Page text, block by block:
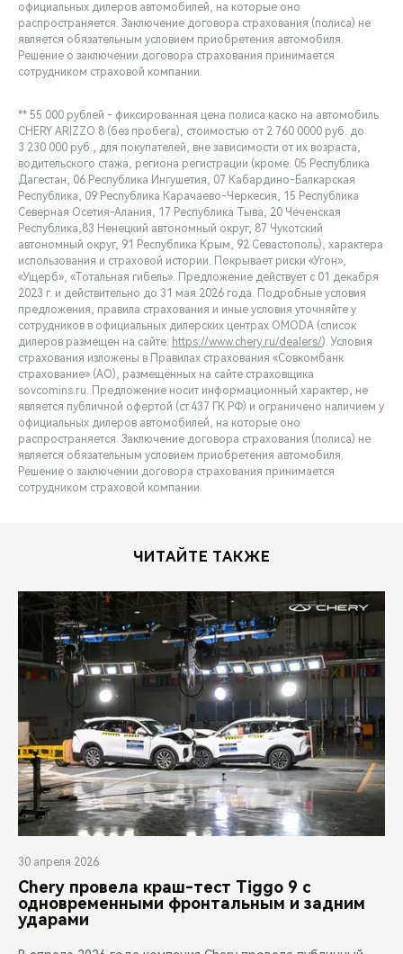
официальных дилеров автомобилей, на которые оно
распространяется. Заключение договора страхования (полиса) не
является обязательным условием приобретения автомобиля.
Решение о заключении договора страхования принимается
сотрудником страховой компании.
** 55 000 рублей - фиксированная цена полиса каско на автомобиль
CHERY ARIZZO 8 (без пробега), стоимостью от 2 760 0000 руб. до
3 230 000 руб., для покупателей, вне зависимости от их возраста,
водительского стажа, региона регистрации (кроме: 05 Республика
Дагестан, 06 Республика Ингушетия, 07 Кабардино-Балкарская
Республика, 09 Республика Карачаево-Черкесия, 15 Республика
Северная Осетия-Алания, 17 Республика Тыва, 20 Чеченская
Республика,83 Ненецкий автономный округ, 87 Чукотский
автономный округ, 91 Республика Крым, 92 Севастополь), характера
использования и страховой истории. Покрывает риски «Угон»,
«Ущерб», «Тотальная гибель». Предложение действует с 01 декабря
2023 г. и действительно до 31 мая 2026 года. Подробные условия
предложения, правила страхования и иные условия уточняйте у
сотрудников в официальных дилерских центрах OMODA (список
дилеров размещен на сайте: https://www.chery.ru/dealers/). Условия
страхования изложены в Правилах страхования «Совкомбанк
страхование» (АО), размещённых на сайте страховщика
sovcomins.ru. Предложение носит информационный характер, не
является публичной офертой (ст.437 ГК РФ) и ограничено наличием у
официальных дилеров автомобилей, на которые оно
распространяется. Заключение договора страхования (полиса) не
является обязательным условием приобретения автомобиля.
Решение о заключении договора страхования принимается
сотрудником страховой компании.
ЧИТАЙТЕ ТАКЖЕ
30 апреля 2026
Chery провела краш-тест Tiggo 9 с
одновременными фронтальным и задним
ударами